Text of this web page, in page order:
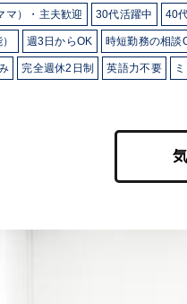
マ）・主夫歓迎 30代活躍中 40
週3日からOK 時短勤務の相談
完全週休2日制 英語力不要